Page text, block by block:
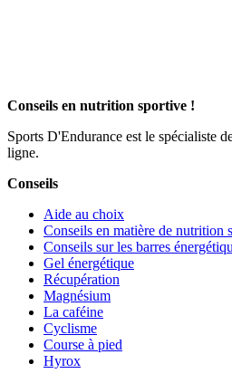
Conseils en nutrition sportive !
Sports D'Endurance est le spécialiste
ligne.
Conseils
Aide au choix
Conseils en matière de nutrition
Conseils sur les barres
Gel énergétique
Récupération
Magnésium
La caféine
Cyclisme
Course à pied
Hyrox